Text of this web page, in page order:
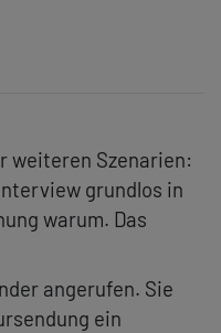
weiteren Szenarien:
grundlos in
warum. Das
angerufen. Sie
ein